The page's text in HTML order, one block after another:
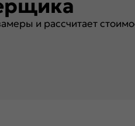
и рассчитает